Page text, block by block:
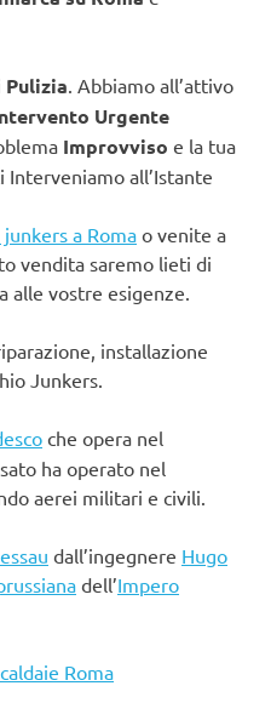
Pulizia . Abbiamo all’attivo
Urgente
Improvviso e la tua
Interveniamo all’Istante
a Roma o venite a
vendita saremo lieti di
alle vostre esigenze.
installazione
Junkers.
che opera nel
ha operato nel
aerei militari e civili.
dall’ingegnere Hugo
dell’Impero
Roma